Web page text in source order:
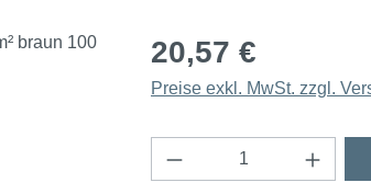
20,57 €
Preise exkl. MwSt. zzgl.
Produkt Anzahl: